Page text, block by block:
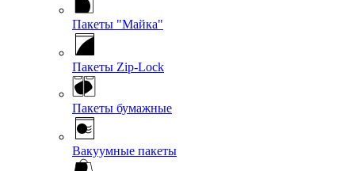
Пакеты "Майка"
Пакеты Zip-Lock
Пакеты бумажные
Вакуумные пакеты